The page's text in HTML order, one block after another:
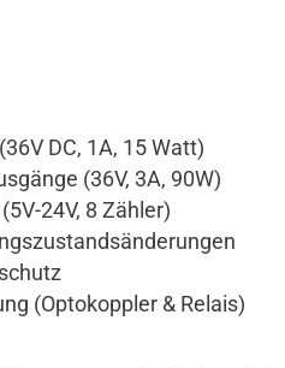
DC, 1A, 15 Watt)
(36V, 3A, 90W)
24V, 8 Zähler)
(Optokoppler & Relais)